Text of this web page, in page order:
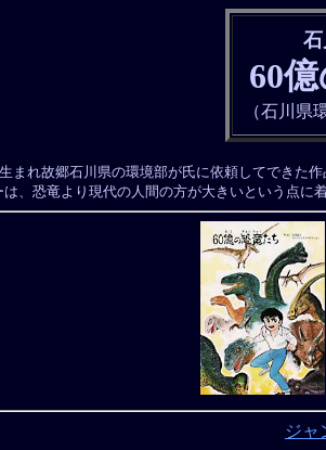
60
（石川県
まれ故郷石川県の環境部が氏に依頼してできた
、恐竜より現代の人間の方が大きいという点
ジャ